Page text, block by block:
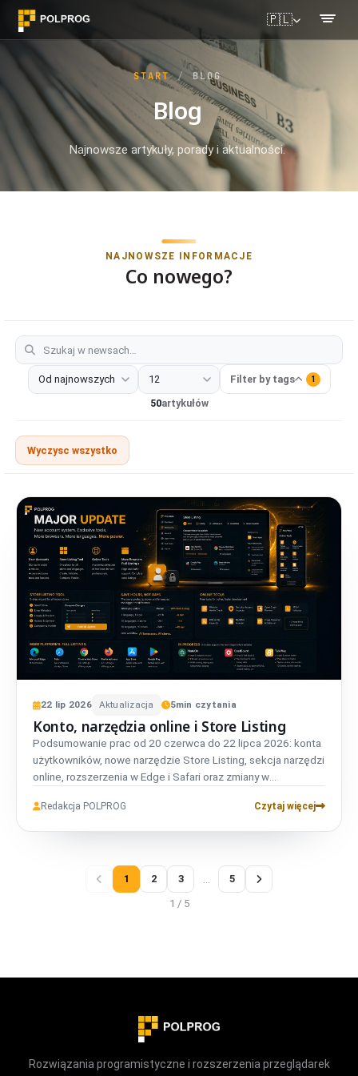
🇵🇱
Blog
Najnowsze artykuły, porady i aktualności.
START BLOG
NAJNOWSZE INFORMACJE
Co nowego?
Wszystkie Narzędzie deweloperskie Projekt
Filter by tags 1
50artykułów
Wyczysc wszystko
22 lip 2026 Aktualizacja 5min czytania
Konto, narzędzia online i Store Listing
Podsumowanie prac od 20 czerwca do 22 lipca 2026: konta
użytkowników, nowe narzędzie Store Listing, sekcja narzędzi
online, rozszerzenia w Edge i Safari oraz zmiany w
Redakcja POLPROG Czytaj więcej
1 2 3 … 5
1 / 5
Rozwiązania programistyczne i rozszerzenia przeglądarek